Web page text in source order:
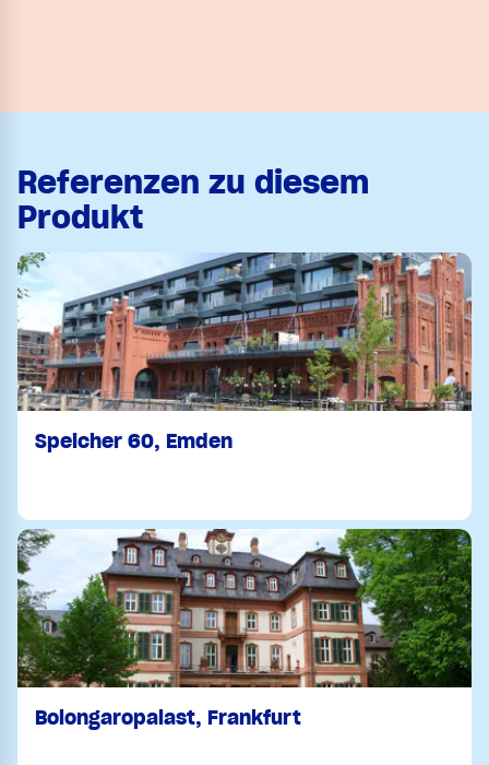
Referenzen zu diesem
Produkt
Speicher 60, Emden
Bolongaropalast, Frankfurt